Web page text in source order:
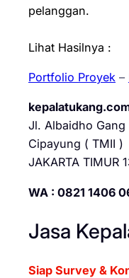
pelanggan.
Lihat Hasilnya :
Portfolio Proyek –
Jl. Albaidho
Cipayung ( TMII )
JAKARTA TIMUR
WA : 0821 1406
Jasa
Siap Survey &